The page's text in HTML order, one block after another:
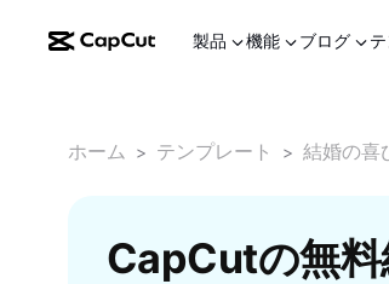
製品 機能 ブログ
ホーム > テンプレート > 結婚の喜
CapCutの無料